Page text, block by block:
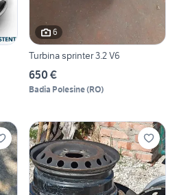
6
Turbina sprinter 3.2 V6
650 €
Badia Polesine(RO)